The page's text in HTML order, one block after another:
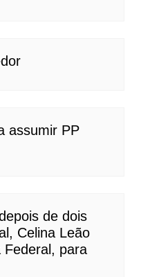
assumir PP
de dois
Celina Leão
Federal, para